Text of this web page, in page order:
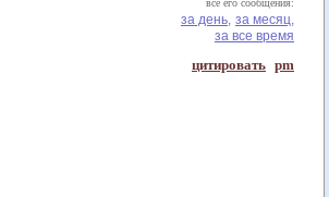
все его сообщения:
за день, за месяц,
за все время
цитировать pm